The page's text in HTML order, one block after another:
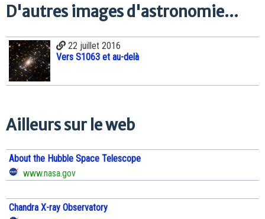
D'autres images d'astronomie...
22 juillet 2016
Vers S1063 et au-delà
Ailleurs sur le web
About the Hubble Space Telescope
www.nasa.gov
Chandra X-ray Observatory